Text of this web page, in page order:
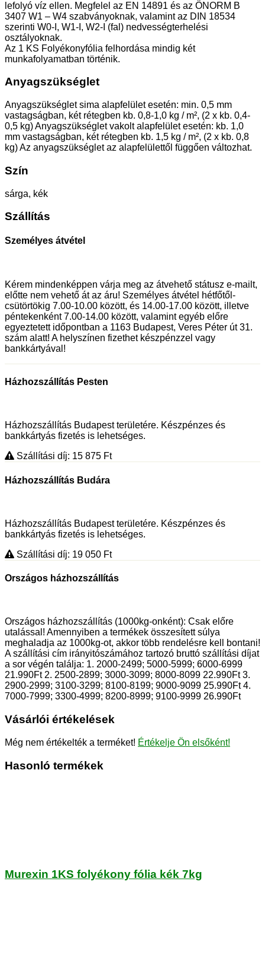
lefolyó víz ellen. Megfelel az EN 14891 és az ÖNORM B
3407 W1 – W4 szabványoknak, valamint az DIN 18534
szerinti W0-I, W1-I, W2-I (fal) nedvességterhelési
osztályoknak.
Az 1 KS Folyékonyfólia felhordása mindig két
munkafolyamatban történik.
Anyagszükséglet
Anyagszükséglet sima alapfelület esetén: min. 0,5 mm
vastagságban, két rétegben kb. 0,8-1,0 kg / m², (2 x kb. 0,4-
0,5 kg) Anyagszükséglet vakolt alapfelület esetén: kb. 1,0
mm vastagságban, két rétegben kb. 1,5 kg / m², (2 x kb. 0,8
kg) Az anyagszükséglet az alapfelülettől függően változhat.
Szín
sárga, kék
Szállítás
Személyes átvétel
Kérem mindenképpen várja meg az átvehető státusz e-mailt,
előtte nem vehető át az áru! Személyes átvétel hétfőtől-
csütörtökig 7.00-10.00 között, és 14.00-17.00 között, illetve
péntekenként 7.00-14.00 között, valamint egyéb előre
egyeztetett időpontban a 1163 Budapest, Veres Péter út 31.
szám alatt! A helyszínen fizethet készpénzzel vagy
bankkártyával!
Házhozszállítás Pesten
Házhozszállítás Budapest területére. Készpénzes és
bankkártyás fizetés is lehetséges.
Szállítási díj: 15 875 Ft
Házhozszállítás Budára
Házhozszállítás Budapest területére. Készpénzes és
bankkártyás fizetés is lehetséges.
Szállítási díj: 19 050 Ft
Országos házhozszállítás
Országos házhozszállítás (1000kg-onként): Csak előre
utalással! Amennyiben a termékek összesített súlya
meghaladja az 1000kg-ot, akkor több rendelésre kell bontani!
A szállítási cím irányitószámához tartozó bruttó szállítási díjat
a sor végén találja: 1. 2000-2499; 5000-5999; 6000-6999
21.990Ft 2. 2500-2899; 3000-3099; 8000-8099 22.990Ft 3.
2900-2999; 3100-3299; 8100-8199; 9000-9099 25.990Ft 4.
7000-7999; 3300-4999; 8200-8999; 9100-9999 26.990Ft
Vásárlói értékelések
Még nem értékelték a terméket! Értékelje Ön elsőként!
Hasonló termékek
Murexin 1KS folyékony fólia kék 7kg